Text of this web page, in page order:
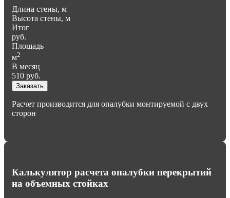
Длина стены, м
Высота стены, м
Итог
руб.
Площадь
м2
В месяц
510 руб.
Заказать
Расчет производится для опалубки монтируемой с двух
сторон
Калькулятор расчета опалубки перекрытий
на объемных стойках